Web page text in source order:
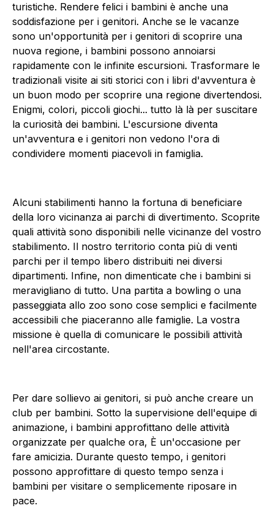
turistiche. Rendere felici i bambini è anche una
soddisfazione per i genitori. Anche se le vacanze
sono un'opportunità per i genitori di scoprire una
nuova regione, i bambini possono annoiarsi
rapidamente con le infinite escursioni. Trasformare le
tradizionali visite ai siti storici con i libri d'avventura è
un buon modo per scoprire una regione divertendosi.
Enigmi, colori, piccoli giochi... tutto là là per suscitare
la curiosità dei bambini. L'escursione diventa
un'avventura e i genitori non vedono l'ora di
condividere momenti piacevoli in famiglia.
Alcuni stabilimenti hanno la fortuna di beneficiare
della loro vicinanza ai parchi di divertimento. Scoprite
quali attività sono disponibili nelle vicinanze del vostro
stabilimento. Il nostro territorio conta più di venti
parchi per il tempo libero distribuiti nei diversi
dipartimenti. Infine, non dimenticate che i bambini si
meravigliano di tutto. Una partita a bowling o una
passeggiata allo zoo sono cose semplici e facilmente
accessibili che piaceranno alle famiglie. La vostra
missione è quella di comunicare le possibili attività
nell'area circostante.
Per dare sollievo ai genitori, si può anche creare un
club per bambini. Sotto la supervisione dell'equipe di
animazione, i bambini approfittano delle attività
organizzate per qualche ora, È un'occasione per
fare amicizia. Durante questo tempo, i genitori
possono approfittare di questo tempo senza i
bambini per visitare o semplicemente riposare in
pace.